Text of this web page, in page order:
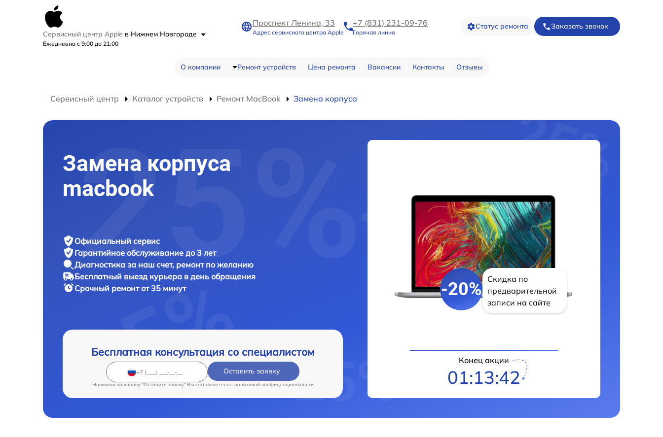
Сервисный центр Apple в Нижнем Новгороде
Ежедневно с 9:00 до 21:00
Проспект Ленина, 33
Адрес сервисного центра Apple
+7 (831) 231-09-76
Горячая линия
Статус ремонта Заказать звонок
О компании Ремонт устройств Цена ремонта Вакансии Контакты Отзывы
Сервисный центр Каталог устройств Ремонт MacBook Замена корпуса
Замена корпуса
macbook
Официальный сервис
Гарантийное обслуживание до 3 лет
Диагностика за наш счет, ремонт по желанию
Бесплатный выезд курьера в день обращения
Срочный ремонтот 35 минут
Бесплатная консультация со специалистом
Оставить заявку
Нажимая на кнопку "Оставить заявку" Вы соглашаетесь c политикой конфиденциальности
-20%
Скидка по
предварительной
записи на сайте
Конец акции
01:13:41